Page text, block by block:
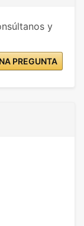
y
PREGUNTA